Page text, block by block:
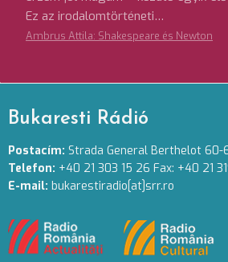
Ez az irodalomtörténeti…
Ambrus Attila: Shakespeare és Newton
Bukaresti Rádió
Postacím: Strada General Berthelot 60-
Telefon: +40 21 303 15 26 Fax: +40 21
E-mail: bukarestiradio[at]srr.ro